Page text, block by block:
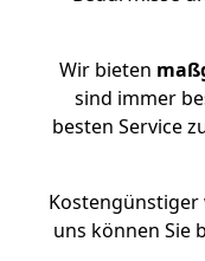
Wir bieten
sind immer
besten Service
uns können Sie